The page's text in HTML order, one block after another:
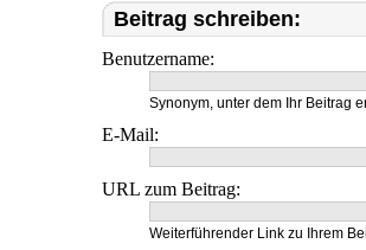
Beitrag schreiben:
Benutzername:
Synonym, unter dem Ihr Beitrag
E-Mail:
URL zum Beitrag:
Weiterführender Link zu Ihrem